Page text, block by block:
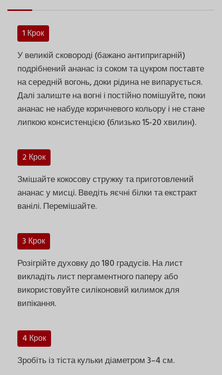
1 Крок
У великій сковороді (бажано антипригарній)
подрібнений ананас із соком та цукром поставте
на середній вогонь, доки рідина не випарується.
Далі залиште на вогні і постійно помішуйте, поки
ананас не набуде коричневого кольору і не стане
липкою консистенцією (близько 15-20 хвилин).
2 Крок
Змішайте кокосову стружку та приготовлений
ананас у мисці. Введіть яєчні білки та екстракт
ванілі. Перемішайте.
3 Крок
Розігрійте духовку до 180 градусів. На лист
викладіть лист пергаментного паперу або
використовуйте силіконовий килимок для
випікання.
4 Крок
Зробіть із тіста кульки діаметром 3–4 см.